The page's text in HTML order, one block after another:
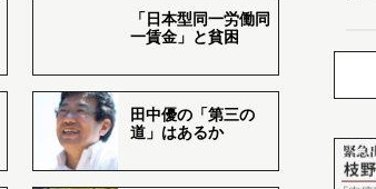
「日本型同一労働同
一賃金」と貧困
田中優の「第三の
道」はあるか